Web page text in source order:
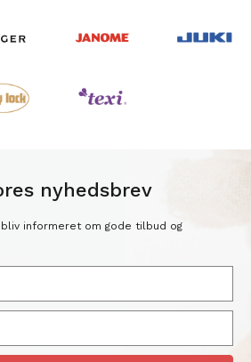
nyhedsbrev
bliv informeret om gode tilbud og